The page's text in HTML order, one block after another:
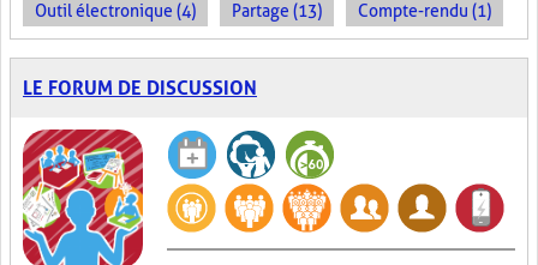
Outil électronique (4) Partage (13) Compte-rendu (1)
LE FORUM DE DISCUSSION